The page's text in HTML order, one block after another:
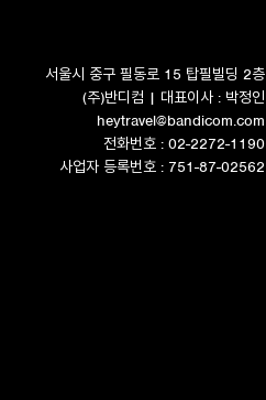
서울시 중구 필동로 15 탑필빌딩 2층
(주)반디컴 | 대표이사 : 박정인
heytravel@bandicom.com
전화번호 : 02-2272-1190
사업자 등록번호 : 751-87-02562